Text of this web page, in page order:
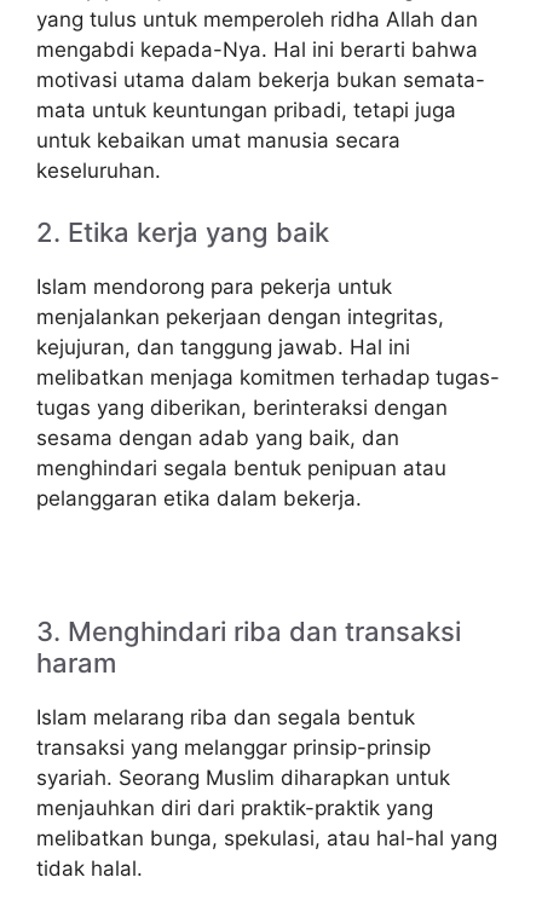
yang tulus untuk memperoleh ridha Allah dan
mengabdi kepada-Nya. Hal ini berarti bahwa
motivasi utama dalam bekerja bukan semata-
mata untuk keuntungan pribadi, tetapi juga
untuk kebaikan umat manusia secara
keseluruhan.
2. Etika kerja yang baik
Islam mendorong para pekerja untuk
menjalankan pekerjaan dengan integritas,
kejujuran, dan tanggung jawab. Hal ini
melibatkan menjaga komitmen terhadap tugas-
tugas yang diberikan, berinteraksi dengan
sesama dengan adab yang baik, dan
menghindari segala bentuk penipuan atau
pelanggaran etika dalam bekerja.
3. Menghindari riba dan transaksi
haram
Islam melarang riba dan segala bentuk
transaksi yang melanggar prinsip-prinsip
syariah. Seorang Muslim diharapkan untuk
menjauhkan diri dari praktik-praktik yang
melibatkan bunga, spekulasi, atau hal-hal yang
tidak halal.